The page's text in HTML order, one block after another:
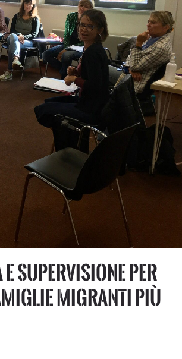
supervisione per
migranti più